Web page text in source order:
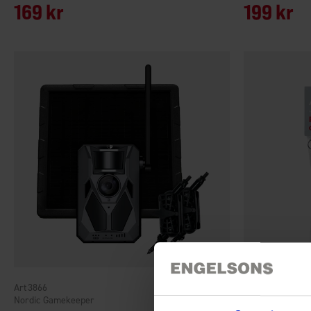
169 kr 199 kr
Nordic Gamekeeper
3866
Hunter